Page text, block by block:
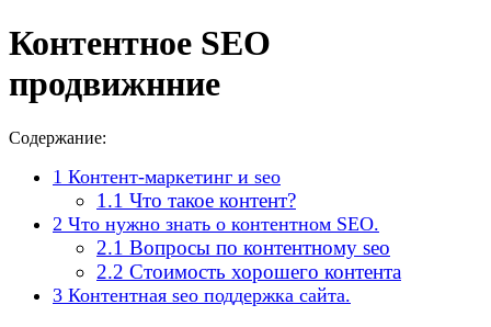
Контентное SEO
продвижнние
Содержание:
1 Контент-маркетинг и seo
1.1 Что такое контент?
2 Что нужно знать о контентном SEO.
2.1 Вопросы по контентному seo
2.2 Стоимость хорошего контента
3 Контентная seo поддержка сайта.